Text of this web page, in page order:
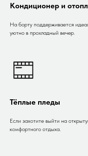
Кондиционер и
На борту поддерживается
уютно в прохладный вечер.
Тёплые пледы
Если захотите выйти на
комфортного отдыха.